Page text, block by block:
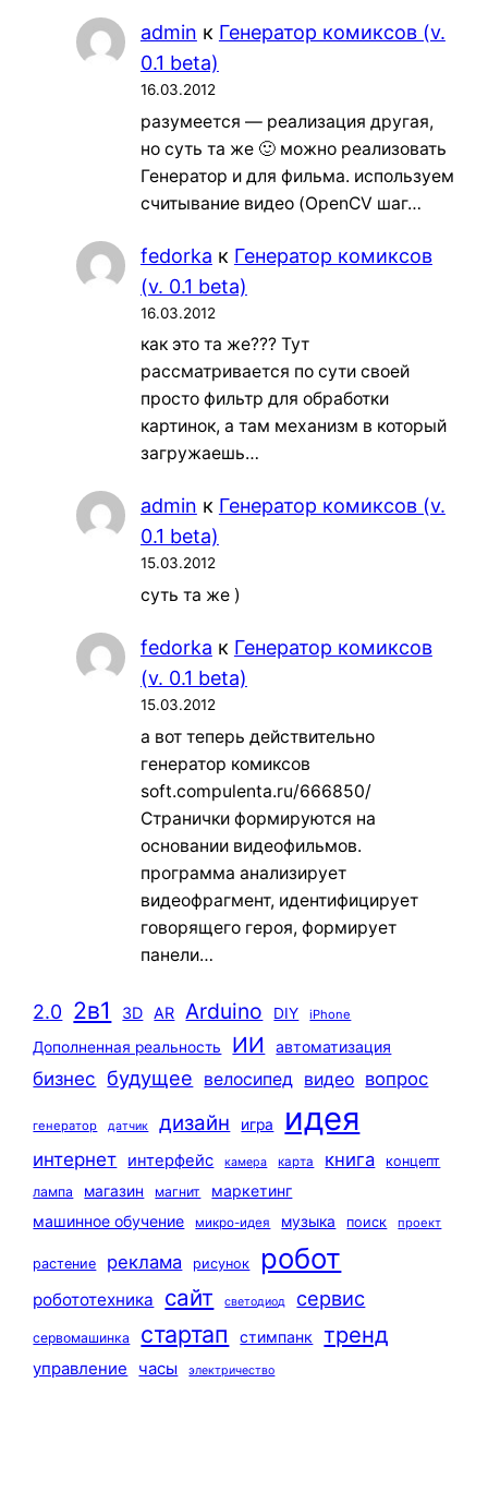
admin к Генератор комиксов (v.
0.1 beta)
16.03.2012
разумеется — реализация другая,
но суть та же 🙂 можно реализовать
Генератор и для фильма. используем
считывание видео (OpenCV шаг…
fedorka к Генератор комиксов
(v. 0.1 beta)
16.03.2012
как это та же??? Тут
рассматривается по сути своей
просто фильтр для обработки
картинок, а там механизм в который
загружаешь…
admin к Генератор комиксов (v.
0.1 beta)
15.03.2012
суть та же )
fedorka к Генератор комиксов
(v. 0.1 beta)
15.03.2012
а вот теперь действительно
генератор комиксов
soft.compulenta.ru/666850/
Странички формируются на
основании видеофильмов.
программа анализирует
видеофрагмент, идентифицирует
говорящего героя, формирует
панели…
2.0 2в1 3D AR Arduino DIY iPhone
Дополненная реальность ИИ автоматизация
бизнес будущее велосипед видео вопрос
генератор датчик дизайн игра идея
интернет интерфейс камера карта книга
концепт
лампа
магазин магнит
маркетинг
машинное обучение
микро-идея музыка поиск проект
растение реклама рисунок робот
робототехника сайт светодиод сервис
сервомашинка стартап стимпанк тренд
управление часы электричество